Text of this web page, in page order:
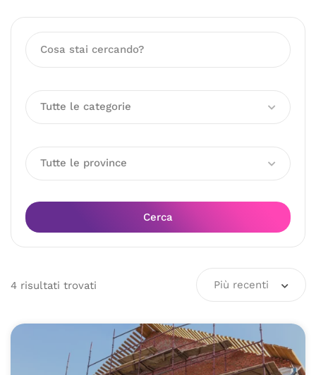
Tutte le categorie
Tutte le province
Cerca
4 risultati trovati Più recenti